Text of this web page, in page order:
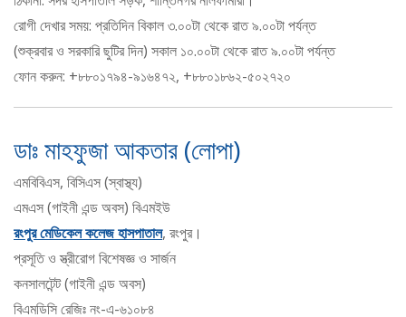
রোগী দেখার সময়: প্রতিদিন বিকাল ৩.০০টা থেকে রাত ৯.০০টা পর্যন্ত
(শুক্রবার ও সরকারি ছুটির দিন) সকাল ১০.০০টা থেকে রাত ৯.০০টা পর্যন্ত
ফোন করুন: +৮৮০১৭৯৪-৯১৬৪৭২, +৮৮০১৮৬২-৫০২৭২০
ডাঃ মাহফুজা আকতার (লোপা)
এমবিবিএস, বিসিএস (স্বাস্থ্য)
এমএস (গাইনী এন্ড অবস) বিএমইউ
রংপুর মেডিকেল কলেজ হাসপাতাল, রংপুর।
প্রসূতি ও স্ত্রীরোগ বিশেষজ্ঞ ও সার্জন
কনসালটেন্ট (গাইনী এন্ড অবস)
বিএমডিসি রেজিঃ নং-এ-৬১০৮৪